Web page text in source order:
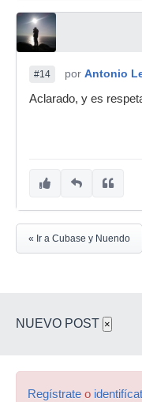
#14 por Antonio
Aclarado, y es
« Ir a Cubase y Nuendo
NUEVO POST ×
Regístrate o